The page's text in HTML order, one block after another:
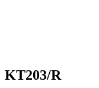
KT203/R